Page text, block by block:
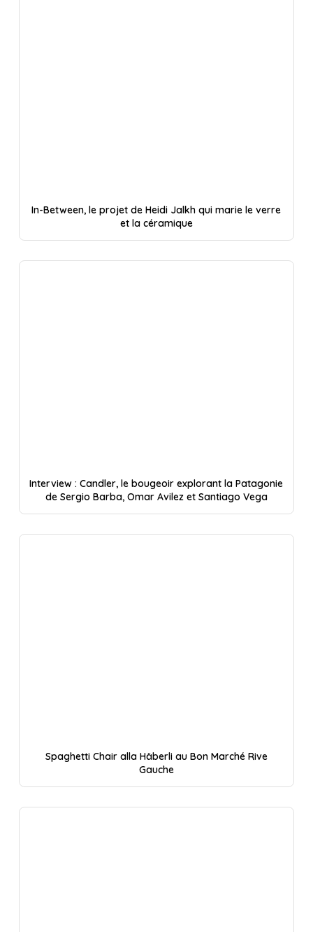
In-Between, le projet de Heidi Jalkh qui marie le verre
et la céramique
Interview : Candler, le bougeoir explorant la Patagonie
de Sergio Barba, Omar Avilez et Santiago Vega
Spaghetti Chair alla Häberli au Bon Marché Rive
Gauche